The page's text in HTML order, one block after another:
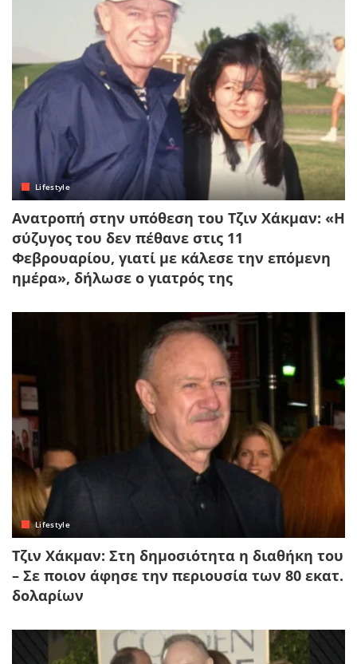
Lifestyle
Ανατροπή στην υπόθεση του Τζιν Χάκμαν: «Η
σύζυγος του δεν πέθανε στις 11
Φεβρουαρίου, γιατί με κάλεσε την επόμενη
ημέρα», δήλωσε ο γιατρός της
Lifestyle
Τζιν Χάκμαν: Στη δημοσιότητα η διαθήκη του
– Σε ποιον άφησε την περιουσία των 80 εκατ.
δολαρίων